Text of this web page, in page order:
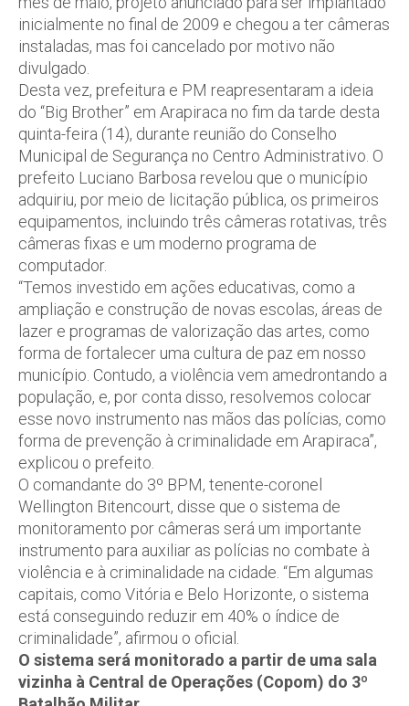
inicialmente no final de 2009 e chegou a ter câmeras
instaladas, mas foi cancelado por motivo não
divulgado.
Desta vez, prefeitura e PM reapresentaram a ideia
do “Big Brother” em Arapiraca no fim da tarde desta
quinta-feira (14), durante reunião do Conselho
Municipal de Segurança no Centro Administrativo. O
prefeito Luciano Barbosa revelou que o município
adquiriu, por meio de licitação pública, os primeiros
equipamentos, incluindo três câmeras rotativas, três
câmeras fixas e um moderno programa de
computador.
“Temos investido em ações educativas, como a
ampliação e construção de novas escolas, áreas de
lazer e programas de valorização das artes, como
forma de fortalecer uma cultura de paz em nosso
município. Contudo, a violência vem amedrontando a
população, e, por conta disso, resolvemos colocar
esse novo instrumento nas mãos das polícias, como
forma de prevenção à criminalidade em Arapiraca”,
explicou o prefeito.
O comandante do 3º BPM, tenente-coronel
Wellington Bitencourt, disse que o sistema de
monitoramento por câmeras será um importante
instrumento para auxiliar as polícias no combate à
violência e à criminalidade na cidade. “Em algumas
capitais, como Vitória e Belo Horizonte, o sistema
está conseguindo reduzir em 40% o índice de
criminalidade”, afirmou o oficial.
O sistema será monitorado a partir de uma sala
vizinha à Central de Operações (Copom) do 3º